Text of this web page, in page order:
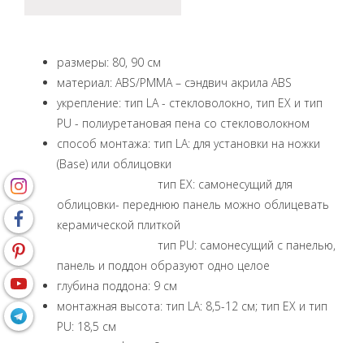
размеры: 80, 90 см
материал: ABS/PMMA – сэндвич акрила ABS
укрепление: тип LA - стекловолокно, тип EX и тип
PU - полиуретановая пена со стекловолокном
способ монтажа: тип LA: для установки на ножки
(Base) или облицовки
тип EX: самонесущий для
облицовки- переднюю панель можно облицевать
керамической плиткой
тип PU: самонесущий с панелью,
панель и поддон образуют одно целое
глубина поддона: 9 см
монтажная высота: тип LA: 8,5-12 см; тип EX и тип
PU: 18,5 см